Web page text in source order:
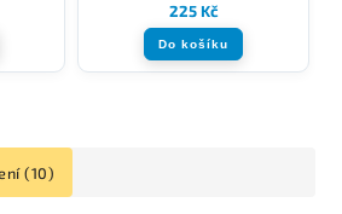
225 Kč
Do košíku
(10)